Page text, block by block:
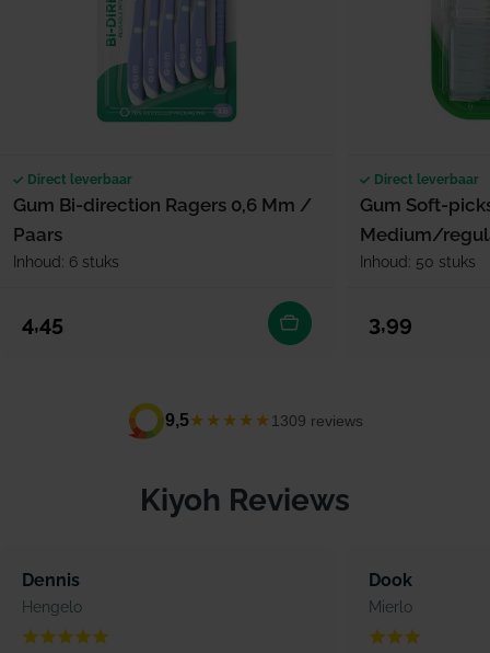
Direct leverbaar
Gum Bi-direction Ragers 0,6 Mm /
Paars
Inhoud: 6 stuks
Normale prijs
4,45
Direct leverbaar
Gum Soft-
Medium/
Inhoud: 50 stuks
Normale prijs
3,99
9,5★★★★★ 1309 reviews
Kiyoh Reviews
Dennis
Hengelo
Dook
Mierlo